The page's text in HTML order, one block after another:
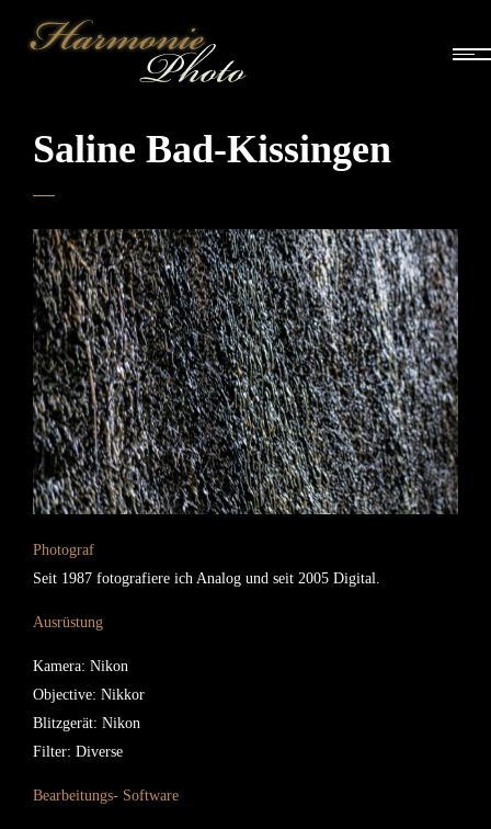
Saline Bad-Kissingen
Photograf
Seit 1987 fotografiere ich Analog und seit 2005 Digital.
Ausrüstung
Kamera: Nikon
Objective: Nikkor
Blitzgerät: Nikon
Filter: Diverse
Bearbeitungs- Software